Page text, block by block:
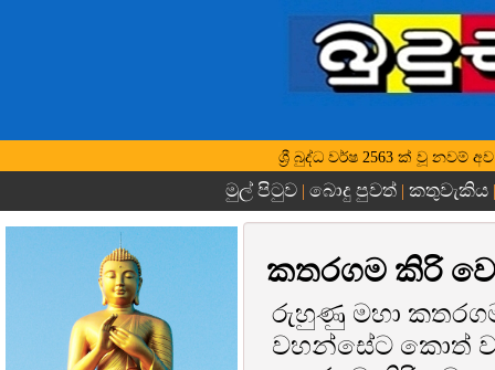
ශ්‍රී බුද්ධ වර්ෂ 2563 ක් වූ නවම්
මුල් පිටුව | බොදු පුවත්| කතුවැකිය
කතරගම කිරි
රුහුණු මහා
වහන්සේට කොත්